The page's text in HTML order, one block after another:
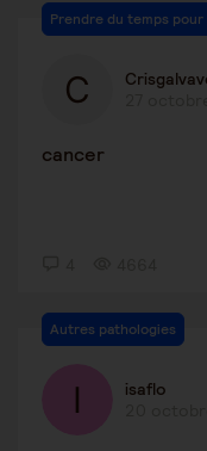
Prendre du temps pour
cancer
Autres pathologies
isaflo